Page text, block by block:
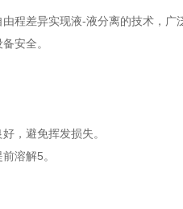
程差异实现液-液分离的技术，
安全。
，避免挥发损失。
溶解5。